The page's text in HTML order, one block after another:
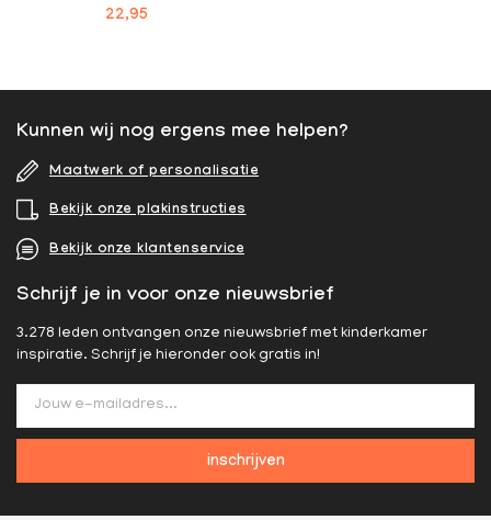
22,95
Kunnen wij nog ergens mee helpen?
Maatwerk of personalisatie
Bekijk onze plakinstructies
Bekijk onze klantenservice
Schrijf je in voor onze nieuwsbrief
3.278 leden ontvangen onze nieuwsbrief met kinderkamer
inspiratie. Schrijf je hieronder ook gratis in!
inschrijven